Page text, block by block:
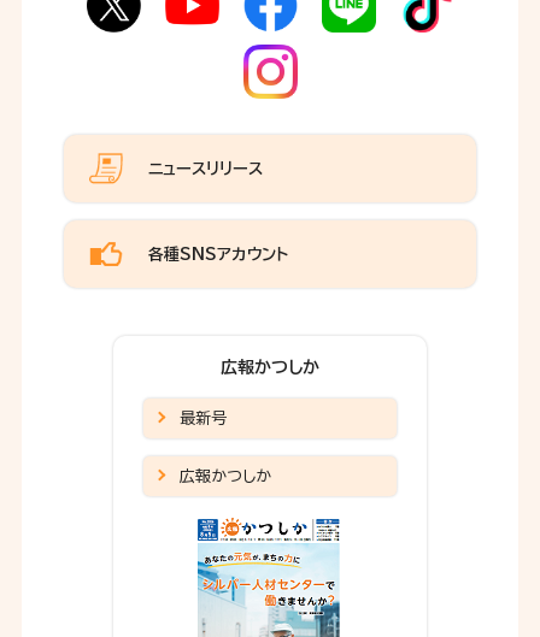
ニュースリリース
各種SNSアカウント
広報かつしか
最新号
広報かつしか